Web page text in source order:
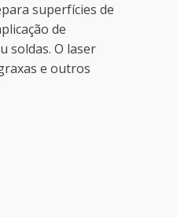
superfícies de
de
soldas. O laser
e outros